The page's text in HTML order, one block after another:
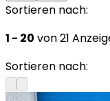
Sortieren nach:
1 - 20 von 21
Sortieren nach: